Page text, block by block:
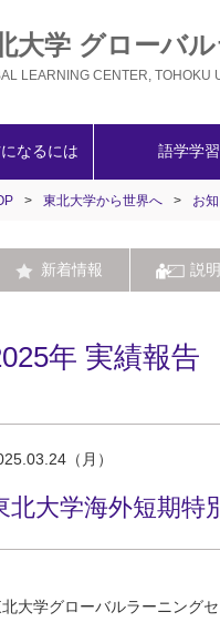
大学 グローバ
LEARNING CENTER, TOHOKU
なるには 語学学習
> 東北大学から世界へ > お
新着情報 説
年 実績報告
（月）
北大学海外短期
大学グローバルラーニング